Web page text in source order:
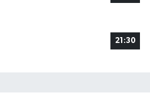
21:30